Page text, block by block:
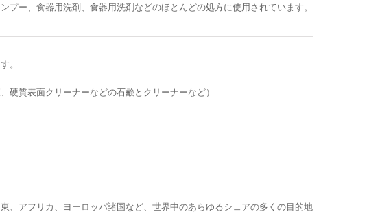
プー、食器用洗剤、食器用洗剤などのほとんどの処方に使用されています。
。
硬質表面クリーナーなどの石鹸とクリーナーなど）
、アフリカ、ヨーロッパ諸国など、世界中のあらゆるシェアの多くの目的地